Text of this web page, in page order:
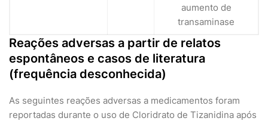
aumento de
transaminase
Reações adversas a partir de relatos
espontâneos e casos de literatura
(frequência desconhecida)
As seguintes reações adversas a medicamentos foram
reportadas durante o uso de Cloridrato de Tizanidina após